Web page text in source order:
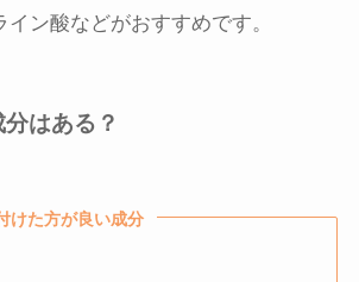
ン酸などがおすすめです。
はある？
けた方が良い成分